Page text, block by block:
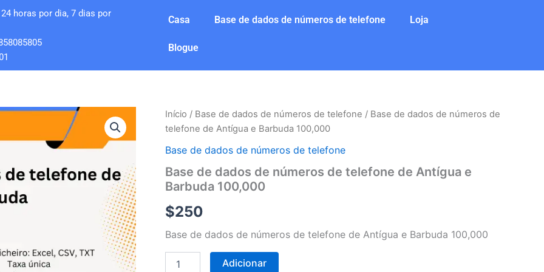
horas por dia, 7 dias por
Casa Base de dados de números de telefone Loja
Blogue
Início / Base de dados de números de telefone / Base de dados de números de
telefone de Antígua e Barbuda 100,000
Base de dados de números de telefone
Base de dados de números de telefone de Antígua e
Barbuda 100,000
$250
Base de dados de números de telefone de Antígua e Barbuda 100,000
Quantidade
de
de
de
números
telefone
de
Antígua
100,000
Adicionar